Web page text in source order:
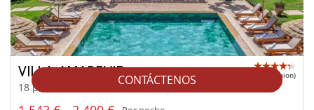
CONTÁCTENOS
VILLA AMAREVIE (1 opinion)
18 personas • 9 dormitorios • 8 baños